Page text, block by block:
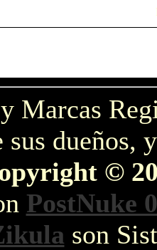
Marcas
sus dueños,
©
PostNuke
son